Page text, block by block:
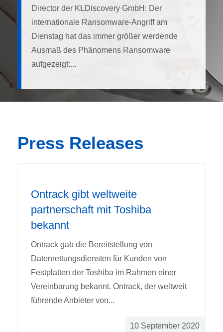
Director der KLDiscovery GmbH: Der
internationale Ransomware-Angriff am
Dienstag hat das immer größer werdende
Ausmaß des Phänomens Ransomware
aufgezeigt:...
Press Releases
Ontrack gibt weltweite
partnerschaft mit Toshiba
bekannt
Ontrack gab die Bereitstellung von
Datenrettungsdiensten für Kunden von
Festplatten der Toshiba im Rahmen einer
Vereinbarung bekannt. Ontrack, der weltweit
führende Anbieter von...
10 September 2020